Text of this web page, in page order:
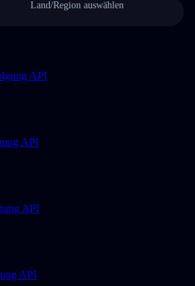
Land/Region auswählen
API
API
API
API